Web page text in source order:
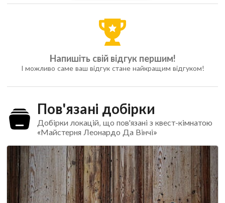
Напишіть свій відгук першим!
І можливо саме ваш відгук стане найкращим відгуком!
Пов'язані добірки
Добірки локацій, що пов'язані з квест-кімнатою
«Майстерня Леонардо Да Вінчі»